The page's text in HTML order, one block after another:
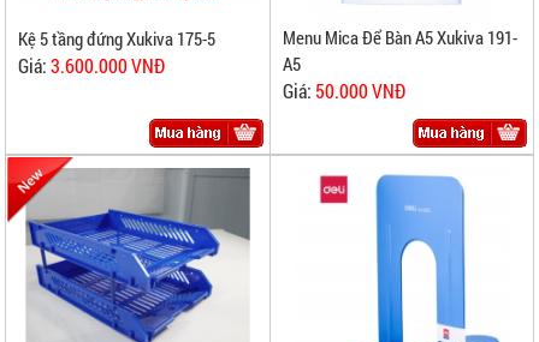
Kệ 5 tầng đứng Xukiva 175-5
Giá:3.600.000 VNĐ
Menu Mica Để Bàn A5 Xukiva 191-
A5
Giá: 50.000 VNĐ